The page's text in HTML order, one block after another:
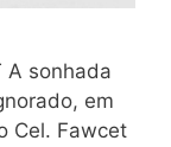
A sonhada
em
Cel. Fawcet